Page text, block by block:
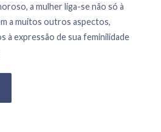
a mulher liga-se não só à
a muitos outros aspectos,
à expressão de sua feminilidade